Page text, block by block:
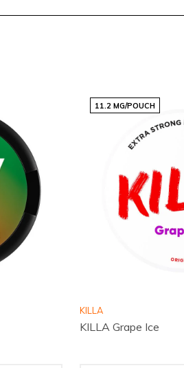
11.2 MG/POUCH
KILLA
KILLA Grape Ice